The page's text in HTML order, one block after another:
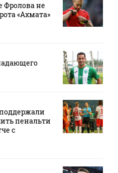
Фролова не
«Ахмата»
пенальти
с